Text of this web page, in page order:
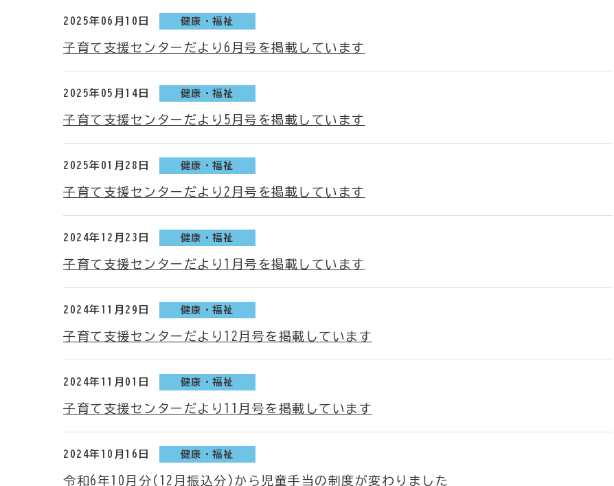
2025年06月10日 健康・福祉
子育て支援センターだより6月号を掲載しています
2025年05月14日 健康・福祉
子育て支援センターだより5月号を掲載しています
2025年01月28日 健康・福祉
子育て支援センターだより2月号を掲載しています
2024年12月23日 健康・福祉
子育て支援センターだより1月号を掲載しています
2024年11月29日 健康・福祉
子育て支援センターだより12月号を掲載しています
2024年11月01日 健康・福祉
子育て支援センターだより11月号を掲載しています
2024年10月16日 健康・福祉
令和6年10月分(12月振込分)から児童手当の制度が変わりました